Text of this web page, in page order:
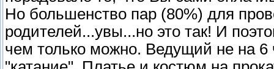
Но большенство пар (80%) для
родителей...увы...но это так! И
чем только можно. Ведущий не на 6